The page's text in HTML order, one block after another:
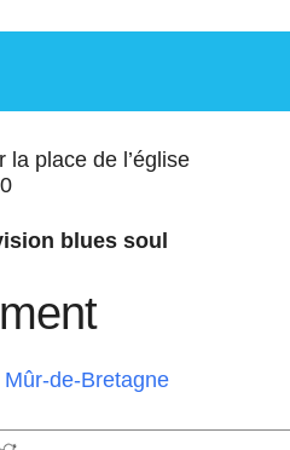
la place de l’église
blues soul
de-Bretagne